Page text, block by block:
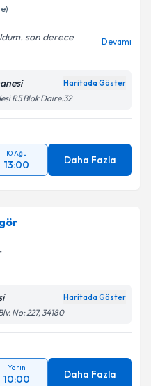
son derece
Devamı
Haritada Göster
R5 Blok Daire:32
10 Ağu
13:00 Daha Fazla
Haritada Göster
No: 227, 34180
Yarın
10:00 Daha Fazla